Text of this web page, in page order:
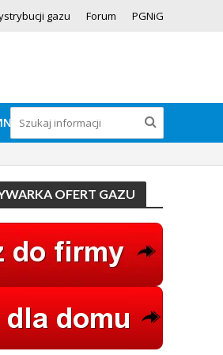
gazu Forum PGNiG
OFERT GAZU